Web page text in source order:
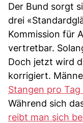
Der Bund sorgt
drei
Kommission für
vertretbar.
Doch jetzt wird
korrigiert.
Stangen pro
Während sich
reibt man sich